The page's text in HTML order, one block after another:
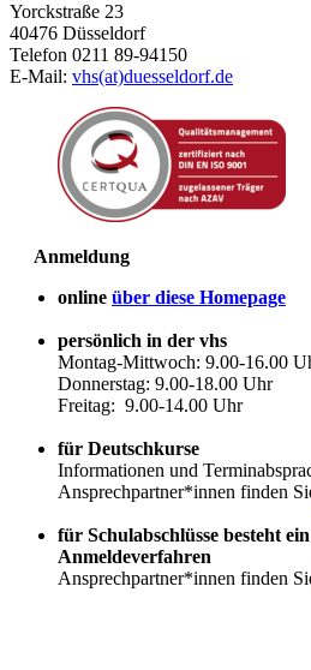
Yorckstraße 23
40476 Düsseldorf
Telefon 0211 89-94150
E-Mail: vhs(at)duesseldorf.de
Anmeldung
online über diese Homepage
persönlich in der vhs
Montag-Mittwoch: 9.00-16.00
Donnerstag: 9.00-18.00 Uhr
Freitag: 9.00-14.00 Uhr
für Deutschkurse
Informationen und
Ansprechpartner*innen finden
für Schulabschlüsse besteht
Anmeldeverfahren
Ansprechpartner*innen finden